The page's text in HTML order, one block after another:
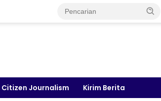
Citizen Journalism Kirim Berita